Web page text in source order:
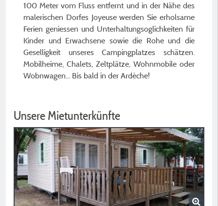
100 Meter vom Fluss entfernt und in der Nähe des
malerischen Dorfes Joyeuse werden Sie erholsame
Ferien geniessen und Unterhaltungsoglichkeiten für
Kinder und Erwachsene sowie die Rohe und die
Geselligkeit unseres Campingplatzes schätzen.
Mobilheime, Chalets, Zeltplätze, Wohnmobile oder
Wobnwagen... Bis bald in der Ardèche!
Unsere Mietunterkünfte